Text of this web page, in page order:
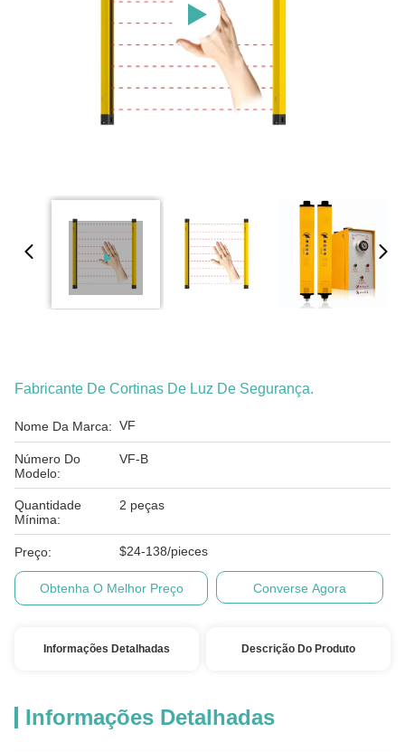
Fabricante De Cortinas De Luz De Segurança.
Nome Da Marca: VF
Número Do
Modelo:
VF-B
Quantidade
Mínima:
2 peças
Preço: $24-138/pieces
Obtenha O Melhor Preço Converse Agora
Informações Detalhadas Descrição Do Produto
Informações Detalhadas